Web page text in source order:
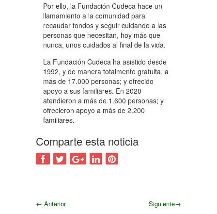
Por ello, la Fundación Cudeca hace un
llamamiento a la comunidad para
recaudar fondos y seguir cuidando a las
personas que necesitan, hoy más que
nunca, unos cuidados al final de la vida.
La Fundación Cudeca ha asistido desde
1992, y de manera totalmente gratuita, a
más de 17.000 personas; y ofrecido
apoyo a sus familiares. En 2020
atendieron a más de 1.600 personas; y
ofrecieron apoyo a más de 2.200
familiares.
Comparte esta noticia
← Anterior Siguiente→